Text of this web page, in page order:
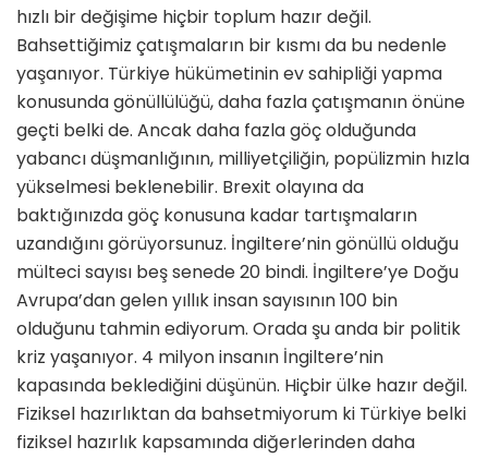
hızlı bir değişime hiçbir toplum hazır değil.
Bahsettiğimiz çatışmaların bir kısmı da bu nedenle
yaşanıyor. Türkiye hükü­metinin ev sahipliği yapma
konusunda gönüllülüğü, daha fazla çatışmanın önüne
geçti belki de. Ancak daha fazla göç olduğunda
yabancı düşmanlığının, milliyetçiliğin, popülizmin hızla
yük­selmesi beklenebilir. Brexit olayına da
baktığınızda göç konusuna kadar tar­tışmaların
uzandığını görüyorsunuz. İngiltere’nin gönüllü olduğu
mülteci sayısı beş senede 20 bindi. İngiltere’ye Doğu
Avrupa’dan gelen yıllık insan sa­yısının 100 bin
olduğunu tahmin ediyorum. Orada şu anda bir politik
kriz ya­şanıyor. 4 milyon insanın İngiltere’nin
kapasında beklediğini düşünün. Hiçbir ülke hazır değil.
Fiziksel hazırlıktan da bahsetmiyorum ki Türkiye belki
fizik­sel hazırlık kapsamında diğerlerinden daha